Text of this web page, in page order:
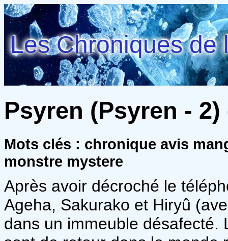
Les Chroniques de
Psyren (Psyren -
Mots clés : chronique avis
monstre mystere
Après avoir décroché le
Ageha, Sakurako et Hiryû
dans un immeuble désafecté.